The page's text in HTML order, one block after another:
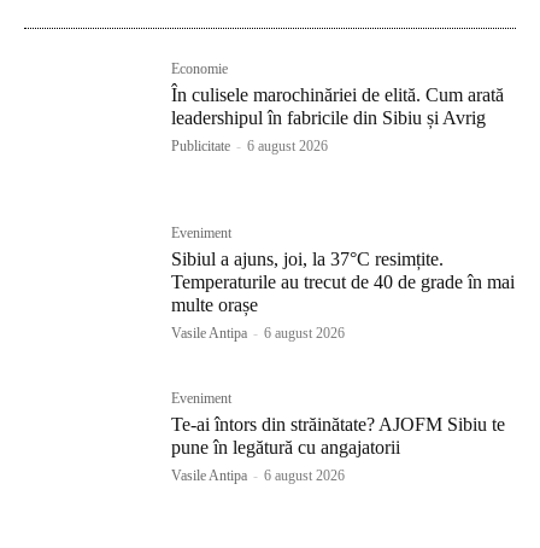
Economie
În culisele marochinăriei de elită. Cum arată
leadershipul în fabricile din Sibiu și Avrig
Publicitate - 6 august 2026
Eveniment
Sibiul a ajuns, joi, la 37°C resimțite.
Temperaturile au trecut de 40 de grade în mai
multe orașe
Vasile Antipa - 6 august 2026
Eveniment
Te-ai întors din străinătate? AJOFM Sibiu te
pune în legătură cu angajatorii
Vasile Antipa - 6 august 2026